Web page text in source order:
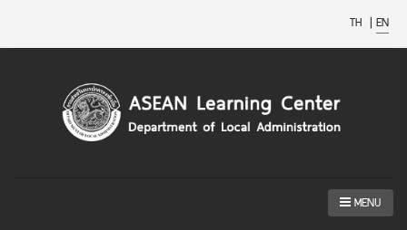
TH | EN
MENU